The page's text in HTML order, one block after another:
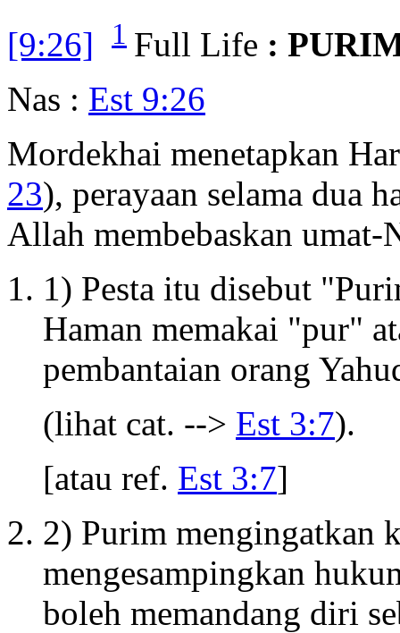
[9:26] 1 Full Life :
Nas : Est 9:26
Mordekhai menetapkan
23), perayaan selama dua
Allah membebaskan
1) Pesta itu disebut
Haman memakai "pur"
pembantaian orang
(lihat cat. --> Est 3:7).
[atau ref. Est 3:7]
2) Purim mengingatkan
mengesampingkan
boleh memandang diri